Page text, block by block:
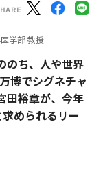
学部 教授
のち、人や世界
博でシグネチャ
田裕章が、今年
められるリー